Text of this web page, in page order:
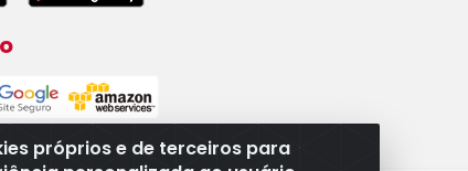
próprios e de terceiros para